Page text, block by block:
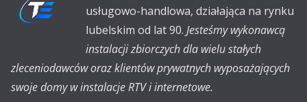
usługowo-handlowa, działająca na rynku
lubelskim od lat 90. Jesteśmy wykonawcą
instalacji zbiorczych dla wielu stałych
zleceniodawców oraz klientów prywatnych wyposażających
swoje domy w instalacje RTV i internetowe.